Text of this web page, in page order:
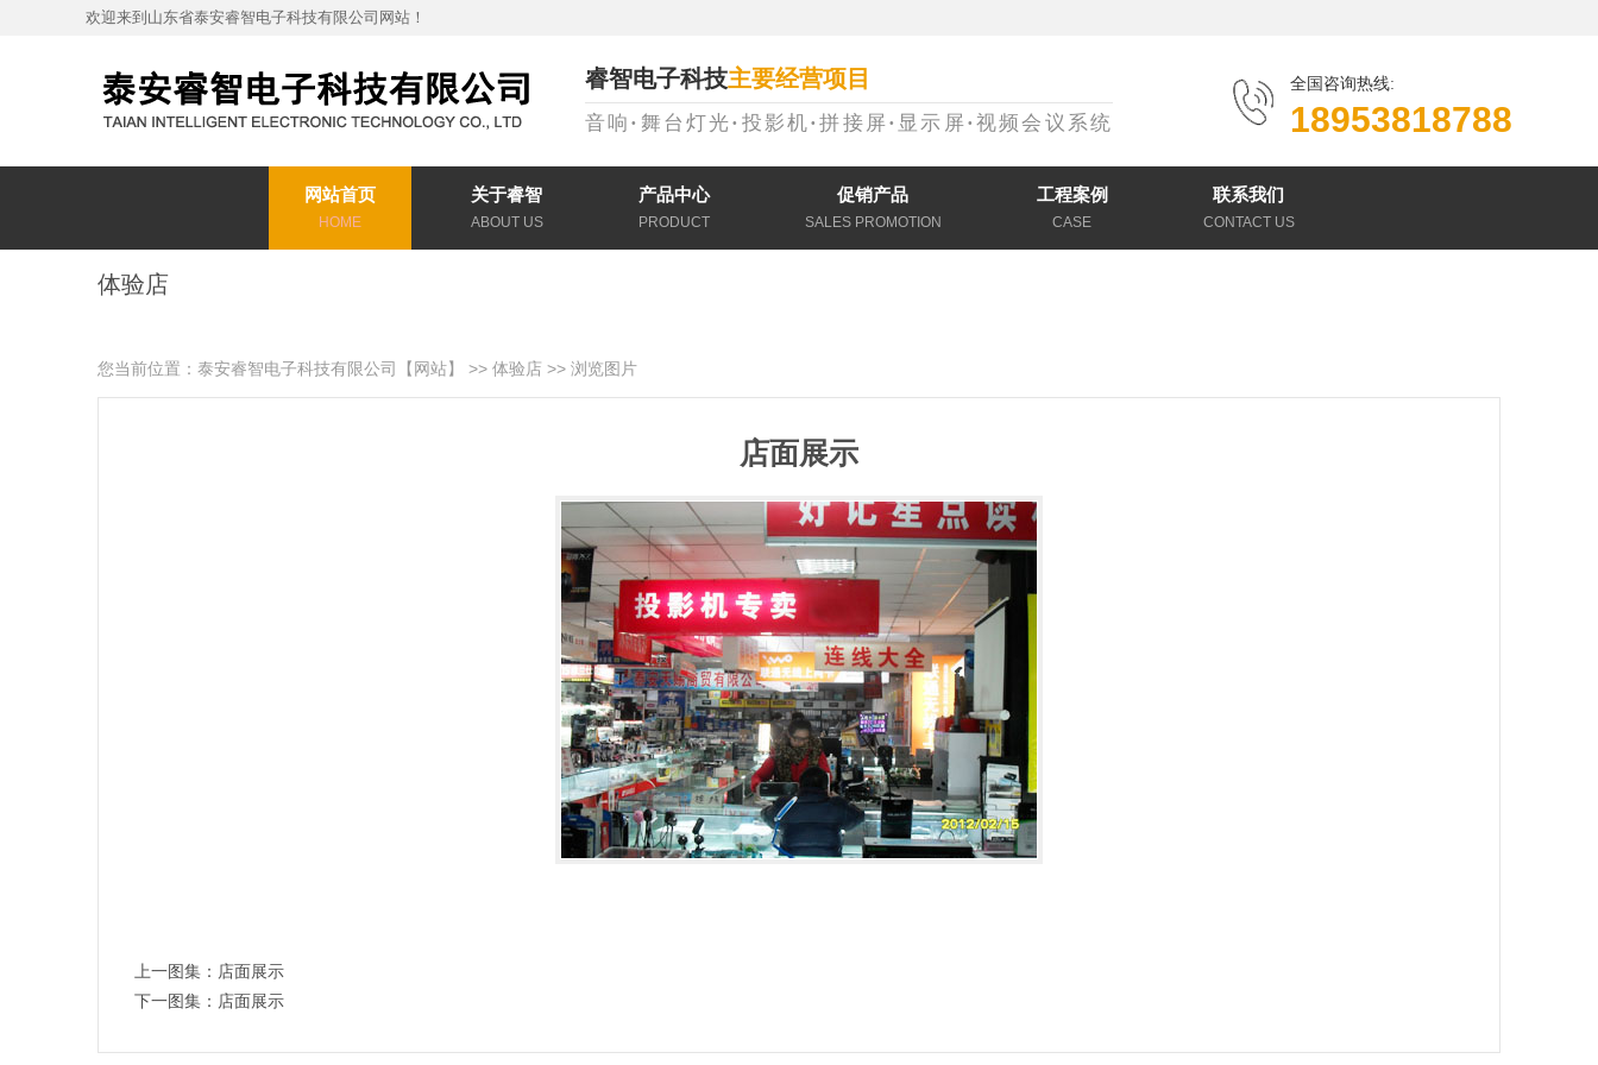
欢迎来到山东省泰安睿智电子科技有限公司网站！
睿智电子科技主要经营项目
音响 · 舞台灯光· 投影机·拼接屏· 显示屏·视频会议系统
全国咨询热线:
18953818788
网站首页
HOME
关于睿智
ABOUT US
产品中心
PRODUCT
促销产品
SALES PROMOTION
工程案例
CASE
联系我们
CONTACT US
体验店
您当前位置： 泰安睿智电子科技有限公司【网站】 >> 体验店 >> 浏览图片
店面展示
上一图集： 店面展示
下一图集： 店面展示